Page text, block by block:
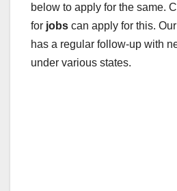
below to apply for the same.
for jobs can apply for this. Our
has a regular follow-up with
under various states.